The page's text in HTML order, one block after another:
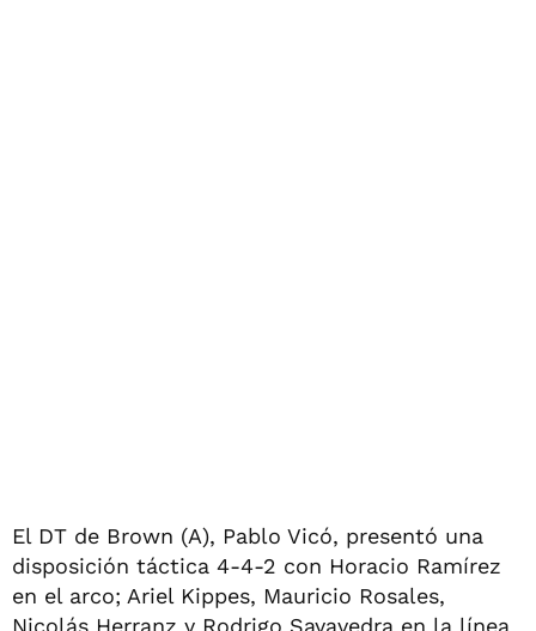
El DT de Brown (A), Pablo Vicó, presentó una
disposición táctica 4-4-2 con Horacio Ramírez
en el arco; Ariel Kippes, Mauricio Rosales,
Nicolás Herranz y Rodrigo Sayavedra en la línea